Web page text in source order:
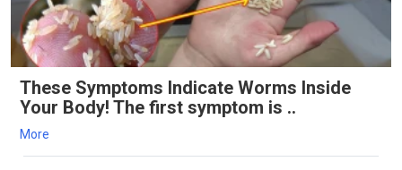
These Symptoms Indicate Worms Inside
Your Body! The first symptom is ..
More